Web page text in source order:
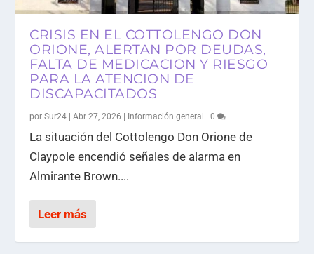
CRISIS EN EL COTTOLENGO DON
ORIONE, ALERTAN POR DEUDAS,
FALTA DE MEDICACION Y RIESGO
PARA LA ATENCION DE
DISCAPACITADOS
porSur24 |Abr 27, 2026 Información general |0
La situación del Cottolengo Don Orione de
Claypole encendió señales de alarma en
Almirante Brown....
Leer más